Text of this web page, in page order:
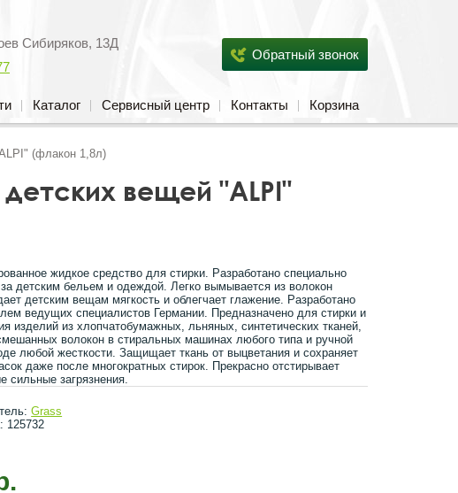
Сибиряков, 13Д
Обратный звонок
Каталог Сервисный центр Контакты Корзина
(флакон 1,8л)
вещей "ALPI"
жидкое средство для стирки. Разработано специально
детским бельем и одеждой. Легко вымывается из волокон
детским вещам мягкость и облегчает глажение. Разработано
ведущих специалистов Германии. Предназначено для стирки и
изделий из хлопчатобумажных, льняных, синтетических тканей,
волокон в стиральных машинах любого типа и ручной
любой жесткости. Защищает ткань от выцветания и сохраняет
даже после многократных стирок. Прекрасно отстирывает
сильные загрязнения.
Grass
125732